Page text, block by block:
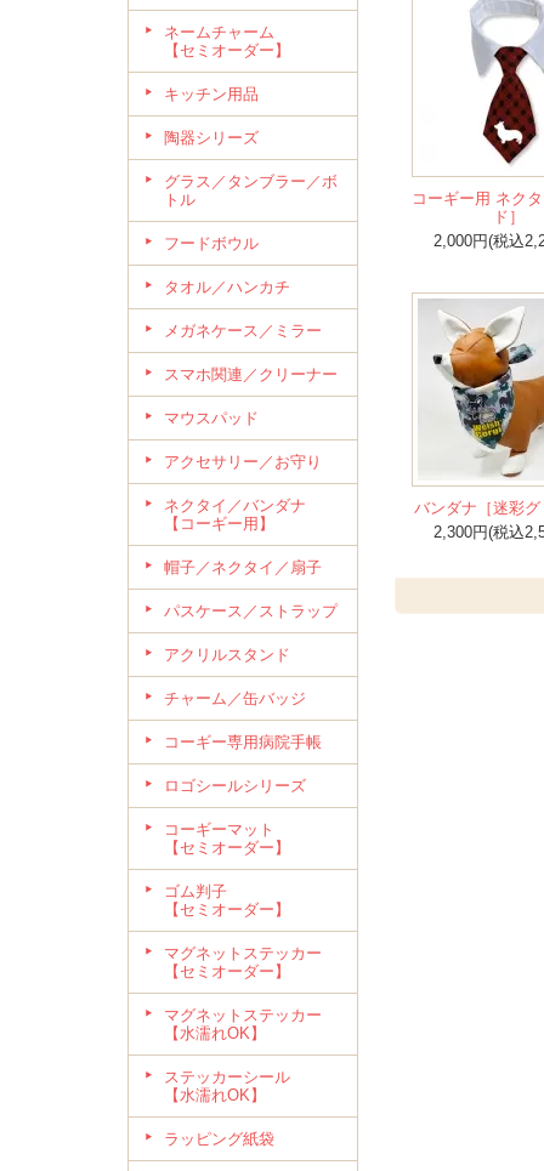
ネームチャーム
【セミオーダー】
キッチン用品
陶器シリーズ
グラス／タンブラー／ボ
トル
フードボウル
タオル／ハンカチ
メガネケース／ミラー
スマホ関連／クリーナー
マウスパッド
アクセサリー／お守り
ネクタイ／バンダナ
【コーギー用】
帽子／ネクタイ／扇子
パスケース／ストラップ
アクリルスタンド
チャーム／缶バッジ
コーギー専用病院手帳
ロゴシールシリーズ
コーギーマット
【セミオーダー】
ゴム判子
【セミオーダー】
マグネットステッカー
【セミオーダー】
マグネットステッカー
【水濡れOK】
ステッカーシール
【水濡れOK】
ラッピング紙袋
コーギー用 ネク
ド］
2,000円(税込
バンダナ［迷彩
2,300円(税込